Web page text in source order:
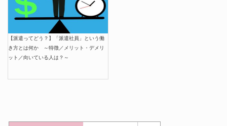
【派遣ってどう？】「派遣社員」という働
き方とは何か ～特徴／メリット・デメリ
ット／向いている人は？～